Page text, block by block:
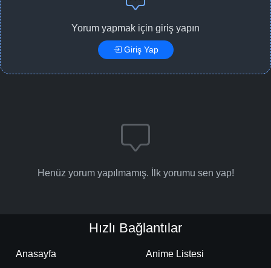
Yorum yapmak için giriş yapın
Giriş Yap
Henüz yorum yapılmamış. İlk yorumu sen yap!
Hızlı Bağlantılar
Anasayfa Anime Listesi